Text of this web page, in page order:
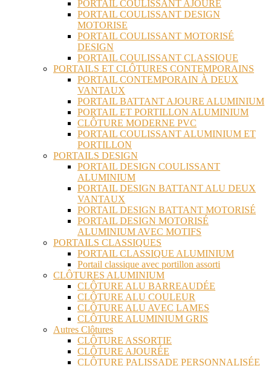
PORTAIL COULISSANT AJOURE
PORTAIL COULISSANT DESIGN
MOTORISE
PORTAIL COULISSANT MOTORISÉ
DESIGN
PORTAIL COULISSANT CLASSIQUE
PORTAILS ET CLÔTURES CONTEMPORAINS
PORTAIL CONTEMPORAIN À DEUX
VANTAUX
PORTAIL BATTANT AJOURE ALUMINIUM
PORTAIL ET PORTILLON ALUMINIUM
CLÔTURE MODERNE PVC
PORTAIL COULISSANT ALUMINIUM ET
PORTILLON
PORTAILS DESIGN
PORTAIL DESIGN COULISSANT
ALUMINIUM
PORTAIL DESIGN BATTANT ALU DEUX
VANTAUX
PORTAIL DESIGN BATTANT MOTORISÉ
PORTAIL DESIGN MOTORISÉ
ALUMINIUM AVEC MOTIFS
PORTAILS CLASSIQUES
PORTAIL CLASSIQUE ALUMINIUM
Portail classique avec portillon assorti
CLÔTURES ALUMINIUM
CLÔTURE ALU BARREAUDÉE
CLÔTURE ALU COULEUR
CLÔTURE ALU AVEC LAMES
CLÔTURE ALUMINIUM GRIS
Autres Clôtures
CLÔTURE ASSORTIE
CLÔTURE AJOURÉE
CLÔTURE PALISSADE PERSONNALISÉE